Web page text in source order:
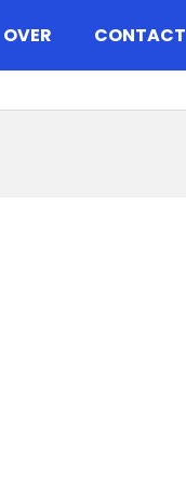
OVER CONTACT